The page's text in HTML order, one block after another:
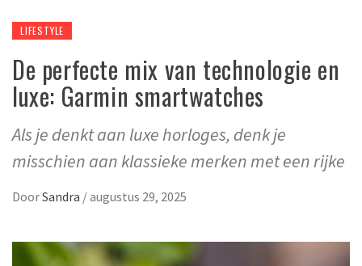
LIFESTYLE
De perfecte mix van technologie en
luxe: Garmin smartwatches
Als je denkt aan luxe horloges, denk je
misschien aan klassieke merken met een rijke
DoorSandra /augustus 29, 2025